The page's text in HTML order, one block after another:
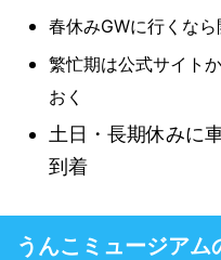
春休みGWに行くな
繁忙期は公式サイト
おく
土日・長期休みに
到着
うんこミュージア